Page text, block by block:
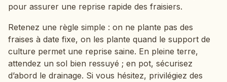
pour assurer une reprise rapide des fraisiers.
Retenez une règle simple : on ne plante pas des
fraises à date fixe, on les plante quand le support de
culture permet une reprise saine. En pleine terre,
attendez un sol bien ressuyé ; en pot, sécurisez
d’abord le drainage. Si vous hésitez, privilégiez des